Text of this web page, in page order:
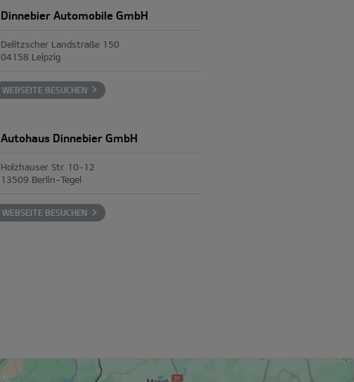
Dinnebier Automobile GmbH
Delitzscher Landstraße 150
04158 Leipzig
WEBSEITE BESUCHEN
Autohaus Dinnebier GmbH
Holzhauser Str. 10-12
13509 Berlin-Tegel
WEBSEITE BESUCHEN